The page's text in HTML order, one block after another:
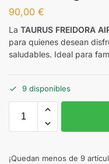
90,00 €
La TAURUS FREIDORA
para quienes desean
saludables. Ideal para
9 disponibles
¡Quedan menos de 9